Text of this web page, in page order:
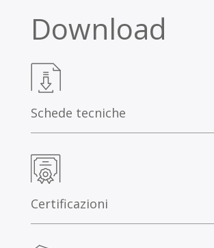
Download
Schede tecniche
Certificazioni